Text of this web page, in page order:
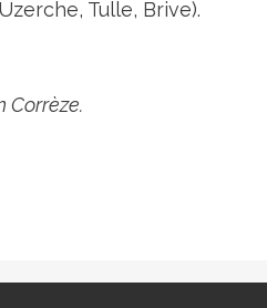
Tulle, Brive).
Corrèze.